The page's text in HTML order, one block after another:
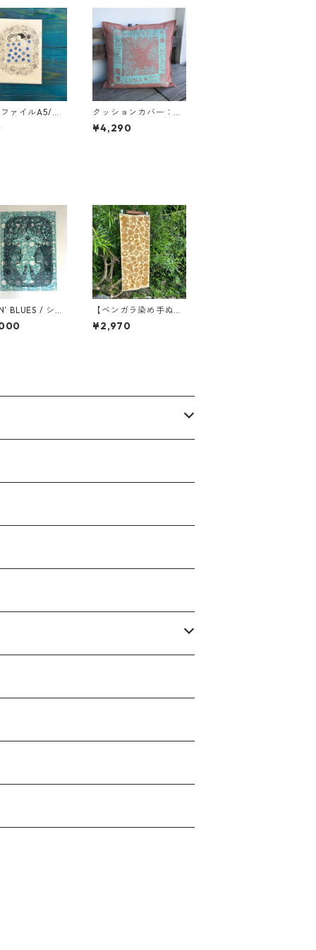
ァイルA5/青
クッションカバー：月
夜のジャングル/ピン
ク
¥4,290
BLUES / シル
ーン・ファブ
ード作品
【ベンガラ染め手ぬぐ
い／ウコン】COOKIE
S
¥2,970